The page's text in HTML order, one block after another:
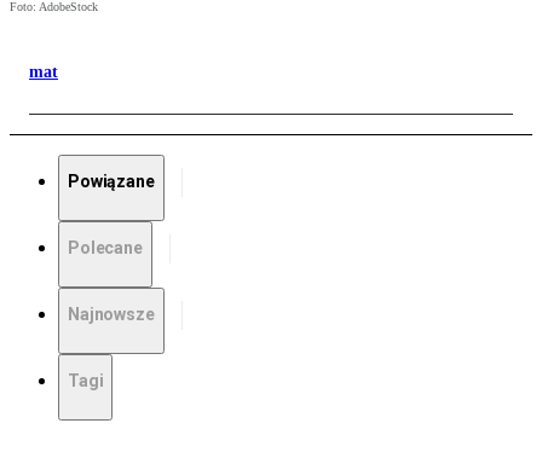
Foto: AdobeStock
mat
Powiązane
Polecane
Najnowsze
Tagi